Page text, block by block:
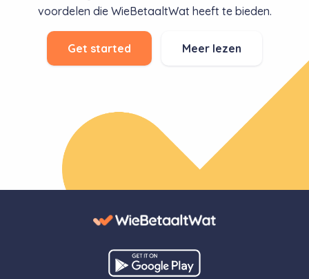
voordelen die WieBetaaltWat heeft te bieden.
Get started Meer lezen